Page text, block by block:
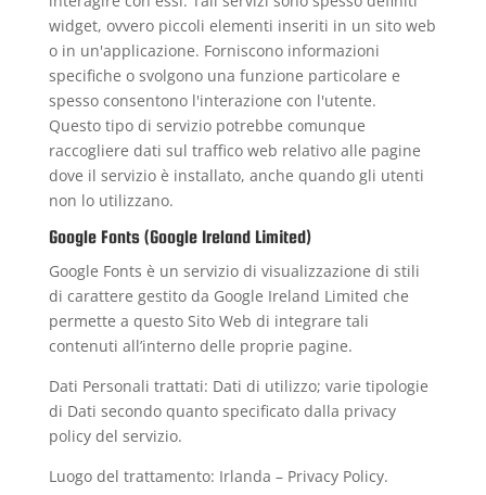
widget, ovvero piccoli elementi inseriti in un sito web
o in un'applicazione. Forniscono informazioni
specifiche o svolgono una funzione particolare e
spesso consentono l'interazione con l'utente.
Questo tipo di servizio potrebbe comunque
raccogliere dati sul traffico web relativo alle pagine
dove il servizio è installato, anche quando gli utenti
non lo utilizzano.
Google Fonts (Google Ireland Limited)
Google Fonts è un servizio di visualizzazione di stili
di carattere gestito da Google Ireland Limited che
permette a questo Sito Web di integrare tali
contenuti all’interno delle proprie pagine.
Dati Personali trattati: Dati di utilizzo; varie tipologie
di Dati secondo quanto specificato dalla privacy
policy del servizio.
Luogo del trattamento: Irlanda – Privacy Policy.